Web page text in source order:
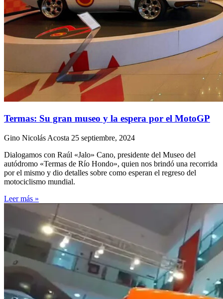
Termas: Su gran museo y la espera por el MotoGP
Gino Nicolás Acosta 25 septiembre, 2024
Dialogamos con Raúl «Jalo» Cano, presidente del Museo del
autódromo «Termas de Río Hondo», quien nos brindó una recorrida
por el mismo y dio detalles sobre como esperan el regreso del
motociclismo mundial.
Leer más »